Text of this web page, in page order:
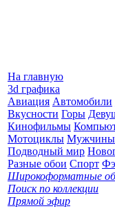
На главную
3d графика
Авиация Автомобили
Вкусности Горы
Кинофильмы
Мотоциклы Мужчины
Подводный мир
Разные обои Спорт
Широкоформатные
Поиск по коллекции
Прямой эфир